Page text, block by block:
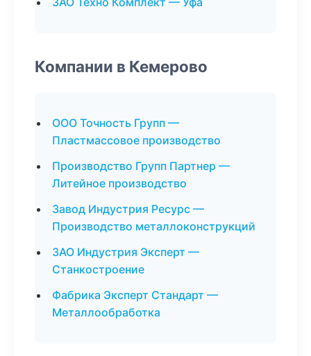
Компании в Кемерово
ООО Точность Групп —
Пластмассовое производство
Производство Групп Партнер —
Литейное производство
Завод Индустрия Ресурс —
Производство металлоконструкций
ЗАО Индустрия Эксперт —
Станкостроение
Фабрика Эксперт Стандарт —
Металлообработка